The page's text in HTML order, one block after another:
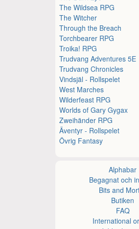
The Wildsea RPG
The Witcher
Through the Breach
Torchbearer RPG
Troika! RPG
Trudvang Adventures 5E
Trudvang Chronicles
Vindsjäl - Rollspelet
West Marches
Wilderfeast RPG
Worlds of Gary Gygax
Zweihänder RPG
Äventyr - Rollspelet
Övrig Fantasy
Alphabar
Begagnat och
Bits and
Butiken
FAQ
International